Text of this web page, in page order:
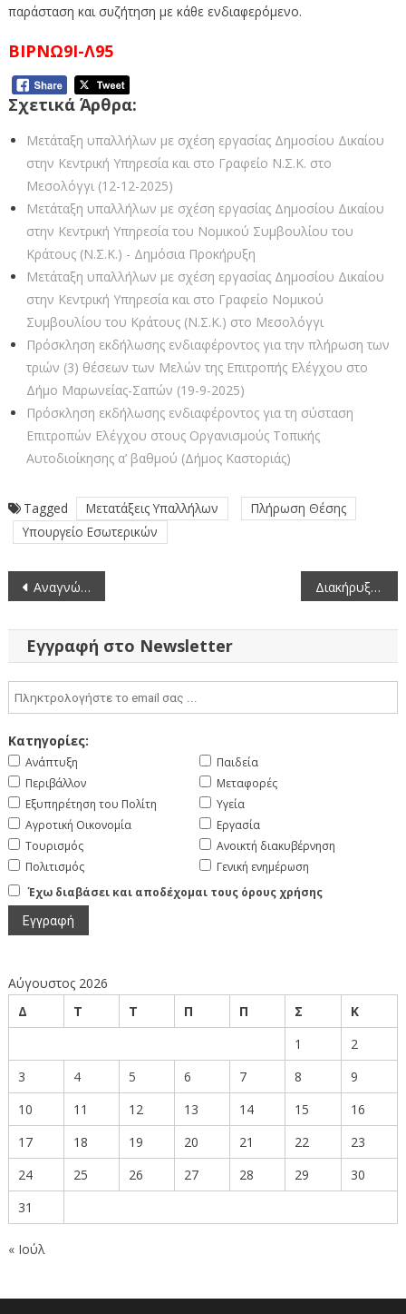
παράσταση και συζήτηση με κάθε ενδιαφερόμενο.
ΒΙΡΝΩ9Ι-Λ95
Σχετικά Άρθρα:
Μετάταξη υπαλλήλων με σχέση εργασίας Δημοσίου Δικαίου
στην Κεντρική Υπηρεσία και στο Γραφείο Ν.Σ.Κ. στο
Μεσολόγγι (12-12-2025)
Μετάταξη υπαλλήλων με σχέση εργασίας Δημοσίου Δικαίου
στην Κεντρική Υπηρεσία του Νομικού Συμβουλίου του
Κράτους (Ν.Σ.Κ.) - Δημόσια Προκήρυξη
Μετάταξη υπαλλήλων με σχέση εργασίας Δημοσίου Δικαίου
στην Κεντρική Υπηρεσία και στο Γραφείο Νομικού
Συμβουλίου του Κράτους (Ν.Σ.Κ.) στο Μεσολόγγι
Πρόσκληση εκδήλωσης ενδιαφέροντος για την πλήρωση των
τριών (3) θέσεων των Μελών της Επιτροπής Ελέγχου στο
Δήμο Μαρωνείας-Σαπών (19-9-2025)
Πρόσκληση εκδήλωσης ενδιαφέροντος για τη σύσταση
Επιτροπών Ελέγχου στους Οργανισμούς Τοπικής
Αυτοδιοίκησης α’ βαθμού (Δήμος Καστοριάς)
Tagged Μετατάξεις Υπαλλήλων
Πλήρωση Θέσης
Υπουργείο Εσωτερικών
Πλοήγηση
άρθρων
Αναγνώριση της e-apostille (Ορθή Επανάληψη) Διακήρυξη Δημόσιας Σύμβασης για την ανάδειξη αναδόχου υπηρεσιών καθαριότητας των χώρων στέγασης των υπηρεσιών της Περιφερειακής Ενότητας Κοζάνης
Εγγραφή στο Newsletter
Κατηγορίες:
Ανάπτυξη
Περιβάλλον
Εξυπηρέτηση του Πολίτη
Αγροτική Οικονομία
Τουρισμός
Πολιτισμός
Παιδεία
Μεταφορές
Υγεία
Εργασία
Ανοικτή διακυβέρνηση
Γενική ενημέρωση
Έχω διαβάσει και αποδέχομαι τους όρους χρήσης
Αύγουστος 2026
Δ
Τ Τ Π Π Σ
Κ
1
2
3
4 5 6 7 8
9
10
11 12 13 14 15
16
17
18 19 20 21 22
23
24
25 26 27 28 29
30
31
« Ιούλ